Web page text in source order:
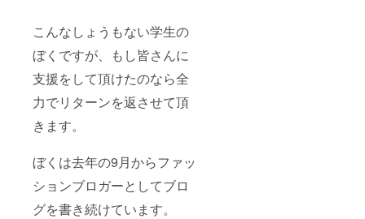
こんなしょうもない学生の
ぼくですが、もし皆さんに
支援をして頂けたのなら全
力でリターンを返させて頂
きます。
ぼくは去年の9月からファッ
ションブロガーとしてブロ
グを書き続けています。